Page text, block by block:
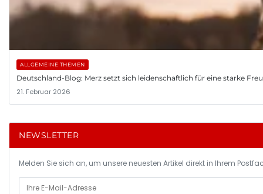
ALLGEMEINE THEMEN
Deutschland-Blog: Merz setzt sich leidenschaftlich für eine starke
21. Februar 2026
NEWSLETTER
Melden Sie sich an, um unsere neuesten Artikel direkt in Ihrem